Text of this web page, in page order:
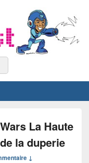
La Haute
la duperie
↓